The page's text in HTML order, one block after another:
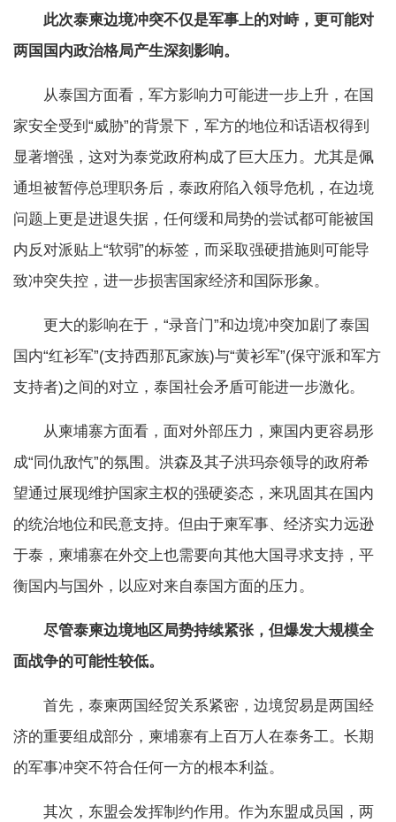
此次泰柬边境冲突不仅是军事上的对峙，更可能对
两国国内政治格局产生深刻影响。
从泰国方面看，军方影响力可能进一步上升，在国
家安全受到“威胁”的背景下，军方的地位和话语权得到
显著增强，这对为泰党政府构成了巨大压力。尤其是佩
通坦被暂停总理职务后，泰政府陷入领导危机，在边境
问题上更是进退失据，任何缓和局势的尝试都可能被国
内反对派贴上“软弱”的标签，而采取强硬措施则可能导
致冲突失控，进一步损害国家经济和国际形象。
更大的影响在于，“录音门”和边境冲突加剧了泰国
国内“红衫军”(支持西那瓦家族)与“黄衫军”(保守派和军方
支持者)之间的对立，泰国社会矛盾可能进一步激化。
从柬埔寨方面看，面对外部压力，柬国内更容易形
成“同仇敌忾”的氛围。洪森及其子洪玛奈领导的政府希
望通过展现维护国家主权的强硬姿态，来巩固其在国内
的统治地位和民意支持。但由于柬军事、经济实力远逊
于泰，柬埔寨在外交上也需要向其他大国寻求支持，平
衡国内与国外，以应对来自泰国方面的压力。
尽管泰柬边境地区局势持续紧张，但爆发大规模全
面战争的可能性较低。
首先，泰柬两国经贸关系紧密，边境贸易是两国经
济的重要组成部分，柬埔寨有上百万人在泰务工。长期
的军事冲突不符合任何一方的根本利益。
其次，东盟会发挥制约作用。作为东盟成员国，两